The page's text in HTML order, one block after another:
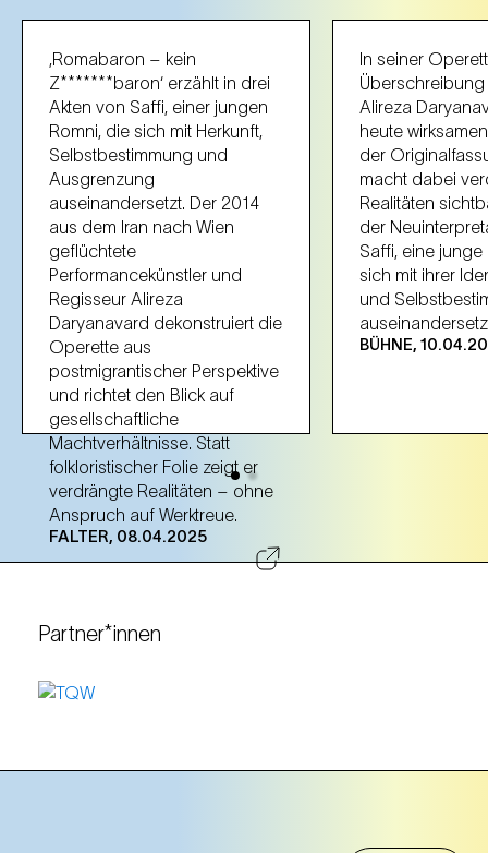
‚Romabaron – kein
Z*******baron‘ erzählt in drei
Akten von Saffi, einer jungen
Romni, die sich mit Herkunft,
Selbstbestimmung und
Ausgrenzung
auseinandersetzt. Der 2014
aus dem Iran nach Wien
geflüchtete
Performancekünstler und
Regisseur Alireza
Daryanavard dekonstruiert die
Operette aus
postmigrantischer Perspektive
und richtet den Blick auf
gesellschaftliche
Machtverhältnisse. Statt
folkloristischer Folie zeigt er
verdrängte Realitäten – ohne
Anspruch auf Werktreue.
FALTER, 08.04.2025
In seiner
Alireza
heute
der
macht dabei
Realitäten
der
Saffi, eine junge
sich mit ihrer
und
BÜHNE,
Partner*innen